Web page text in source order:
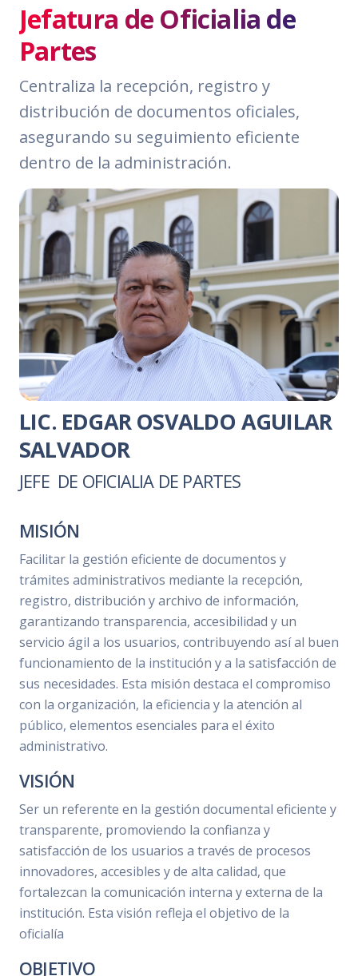
Jefatura de Oficialia de
Partes
Centraliza la recepción, registro y
distribución de documentos oficiales,
asegurando su seguimiento eficiente
dentro de la administración.
LIC. EDGAR OSVALDO AGUILAR
SALVADOR
JEFE DE OFICIALIA DE PARTES
MISIÓN
Facilitar la gestión eficiente de documentos y
trámites administrativos mediante la recepción,
registro, distribución y archivo de información,
garantizando transparencia, accesibilidad y un
servicio ágil a los usuarios, contribuyendo así al buen
funcionamiento de la institución y a la satisfacción de
sus necesidades. Esta misión destaca el compromiso
con la organización, la eficiencia y la atención al
público, elementos esenciales para el éxito
administrativo.
VISIÓN
Ser un referente en la gestión documental eficiente y
transparente, promoviendo la confianza y
satisfacción de los usuarios a través de procesos
innovadores, accesibles y de alta calidad, que
fortalezcan la comunicación interna y externa de la
institución. Esta visión refleja el objetivo de la
oficialía
OBJETIVO